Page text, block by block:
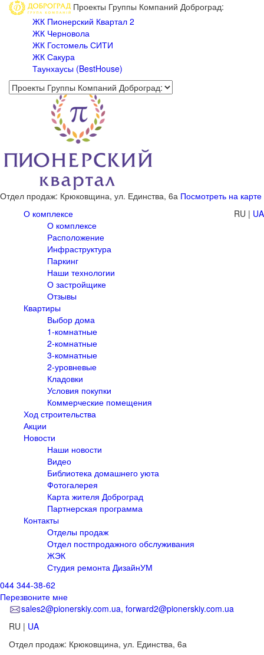
Проекты Группы Компаний Доброград:
ЖК Пионерский Квартал 2
ЖК Черновола
ЖК Гостомель СИТИ
ЖК Сакура
Таунхаусы (BestHouse)
Отдел продаж: Крюковщина, ул. Единства, 6а Посмотреть на карте
RU | UA
О комплексе
О комплексе
Расположение
Инфраструктура
Паркинг
Наши технологии
О застройщике
Отзывы
Квартиры
Выбор дома
1-комнатные
2-комнатные
3-комнатные
2-уровневые
Кладовки
Условия покупки
Коммерческие помещения
Ход строительства
Акции
Новости
Наши новости
Видео
Библиотека домашнего уюта
Фотогалерея
Карта жителя Доброград
Партнерская программа
Контакты
Отделы продаж
Отдел постпродажного обслуживания
ЖЭК
Студия ремонта ДизайнУМ
044 344-38-62
Перезвоните мне
sales2@pionerskiy.com.ua, forward2@pionerskiy.com.ua
RU | UA
Отдел продаж: Крюковщина, ул. Единства, 6а